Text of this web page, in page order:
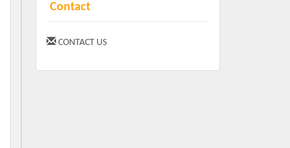
Contact
CONTACT US